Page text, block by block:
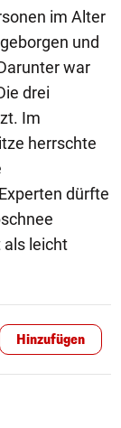
im Alter
und
war
drei
Im
herrschte
dürfte
als leicht
Hinzufügen